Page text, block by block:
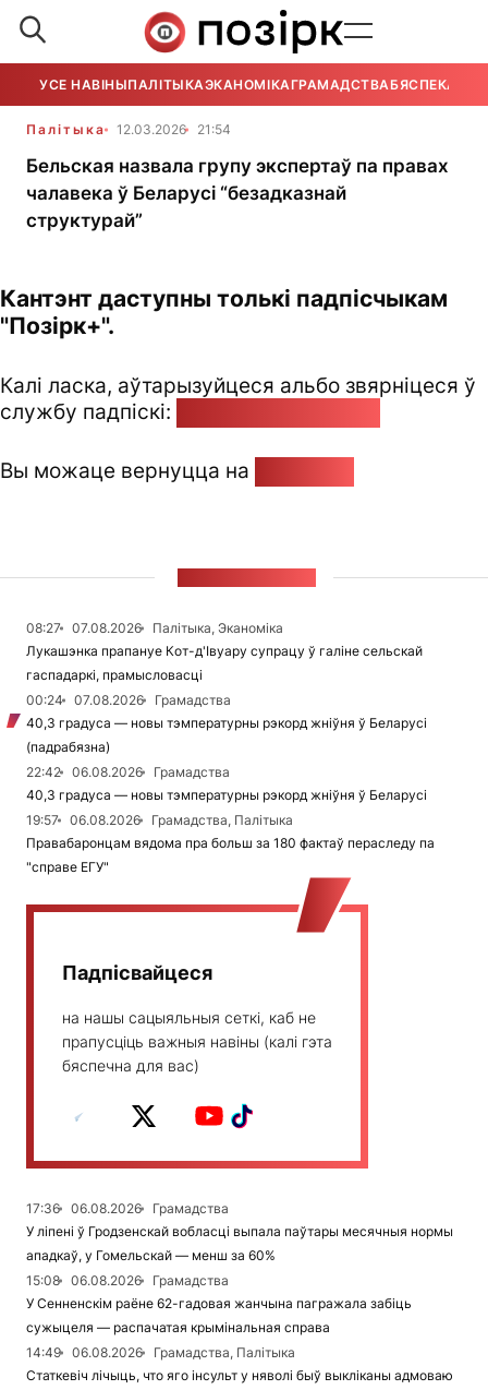
УСЕ НАВІНЫПАЛІТЫКАЭКАНОМІКАГРАМАДСТВАБЯСПЕКА
Палітыка 12.03.2026 21:54
Бельская назвала групу экспертаў па правах
чалавека ў Беларусі “безадказнай
структурай”
Кантэнт даступны толькі падпісчыкам
"Позірк+".
Калі ласка, аўтарызуйцеся альбо звярніцеся ў
службу падпіскі:
Вы можаце вернуцца на
08:27 07.08.2026
Палітыка, Эканоміка
Лукашэнка прапануе Кот-д'Івуару супрацу ў галіне сельскай
гаспадаркі, прамысловасці
00:24
07.08.2026
Грамадства
40,3 градуса — новы тэмпературны рэкорд жніўня ў Беларусі
(падрабязна)
22:42
06.08.2026
Грамадства
40,3 градуса — новы тэмпературны рэкорд жніўня ў Беларусі
19:57
06.08.2026
Грамадства, Палітыка
Правабаронцам вядома пра больш за 180 фактаў пераследу па
"справе ЕГУ"
Падпісвайцеся
на нашы сацыяльныя сеткі, каб не
прапусціць важныя навіны (калі гэта
бяспечна для вас)
17:36 06.08.2026
Грамадства
У ліпені ў Гродзенскай вобласці выпала паўтары месячныя нормы
ападкаў, у Гомельскай — менш за 60%
15:08
06.08.2026
Грамадства
У Сенненскім раёне 62-гадовая жанчына пагражала забіць
сужыцеля — распачатая крымінальная справа
14:49
06.08.2026
Грамадства, Палітыка
Статкевіч лічыць, что яго інсульт у няволі быў выкліканы адмоваю